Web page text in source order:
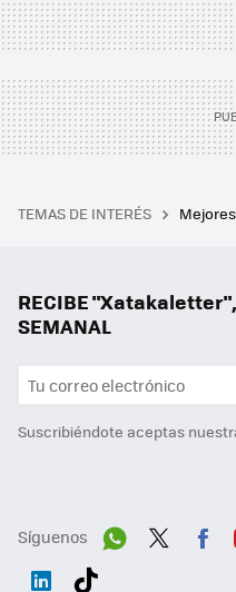
TEMAS DE INTERÉS
RECIBE "Xatakaletter",
SEMANAL
Suscribiéndote aceptas
Síguenos